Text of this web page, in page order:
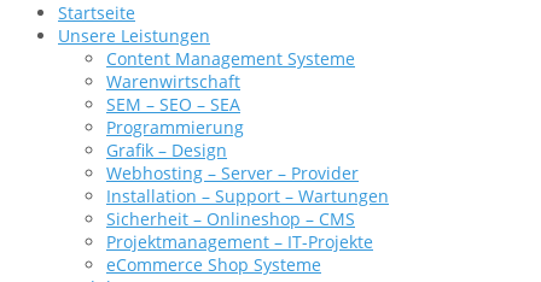
Startseite
Unsere Leistungen
Content Management Systeme
Warenwirtschaft
SEM – SEO – SEA
Programmierung
Grafik – Design
Webhosting – Server – Provider
Installation – Support – Wartungen
Sicherheit – Onlineshop – CMS
Projektmanagement – IT-Projekte
eCommerce Shop Systeme